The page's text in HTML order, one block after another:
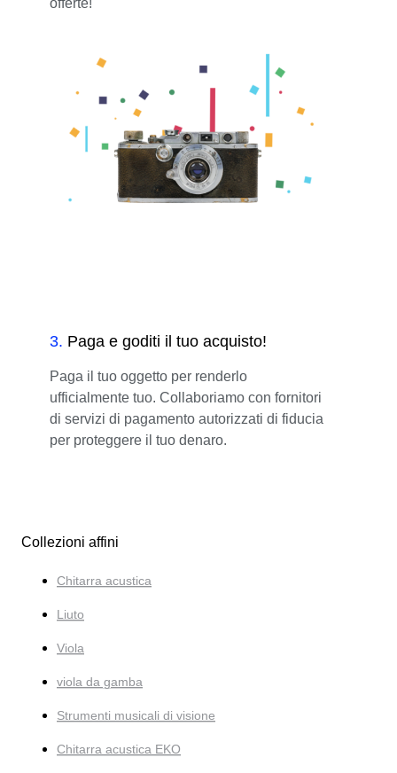
3. Paga e goditi il tuo acquisto!
Paga il tuo oggetto per renderlo
ufficialmente tuo. Collaboriamo con fornitori
di servizi di pagamento autorizzati di fiducia
per proteggere il tuo denaro.
Collezioni affini
Chitarra acustica
Liuto
Viola
viola da gamba
Strumenti musicali di visione
Chitarra acustica EKO